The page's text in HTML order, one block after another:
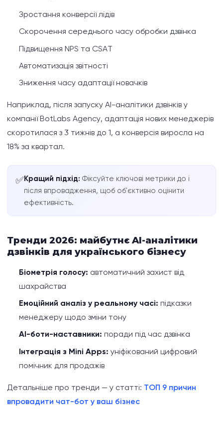
Зростання конверсії лідів
Скорочення середнього часу обробки дзвінка
Підвищення NPS та CSAT
Автоматизація звітності
Зниження часу адаптації новачків
Наприклад, після запуску AI-аналітики дзвінків у
компанії BotLabs Agency, адаптація нових менеджерів
скоротилася з 3 тижнів до 1, а конверсія виросла на
18% за квартал.
✅Кращий підхід: Фіксуйте ключові метрики до і
після впровадження, щоб об'єктивно оцінити
ефективність.
Тренди 2026: майбутнє AI-аналітики
дзвінків для українського бізнесу
Біометрія голосу: автоматичний захист від
шахрайства
Емоційний аналіз у реальному часі: підказки
менеджеру щодо зміни тону
AI-боти-наставники: поради під час дзвінка
Інтеграція з Mini Apps: уніфікований цифровий
помічник для продажів
Детальніше про тренди — у статті: ТОП 9 причин
впровадити чат-бот у ваш бізнес